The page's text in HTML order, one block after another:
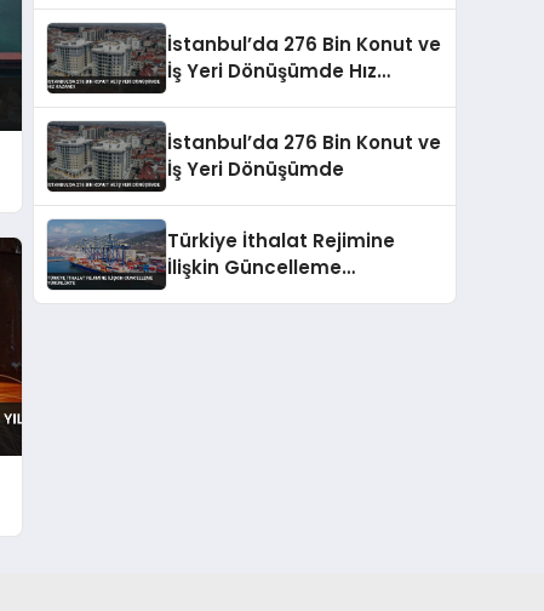
İstanbul’da 276 Bin Konut ve
İş Yeri Dönüşümde Hız
İstanbul’da 276 Bin Konut ve
İş Yeri Dönüşümde
Türkiye İthalat Rejimine
İlişkin Güncelleme